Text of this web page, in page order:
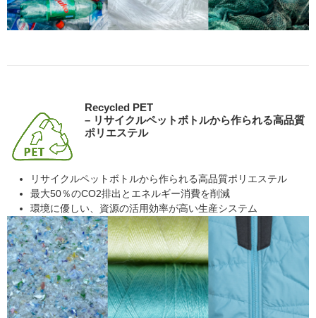
Recycled PET
– リサイクルペットボトルから作られる高品質
ポリエステル
リサイクルペットボトルから作られる高品質ポリエステル
最大50％のCO2排出とエネルギー消費を削減
環境に優しい、資源の活用効率が高い生産システム